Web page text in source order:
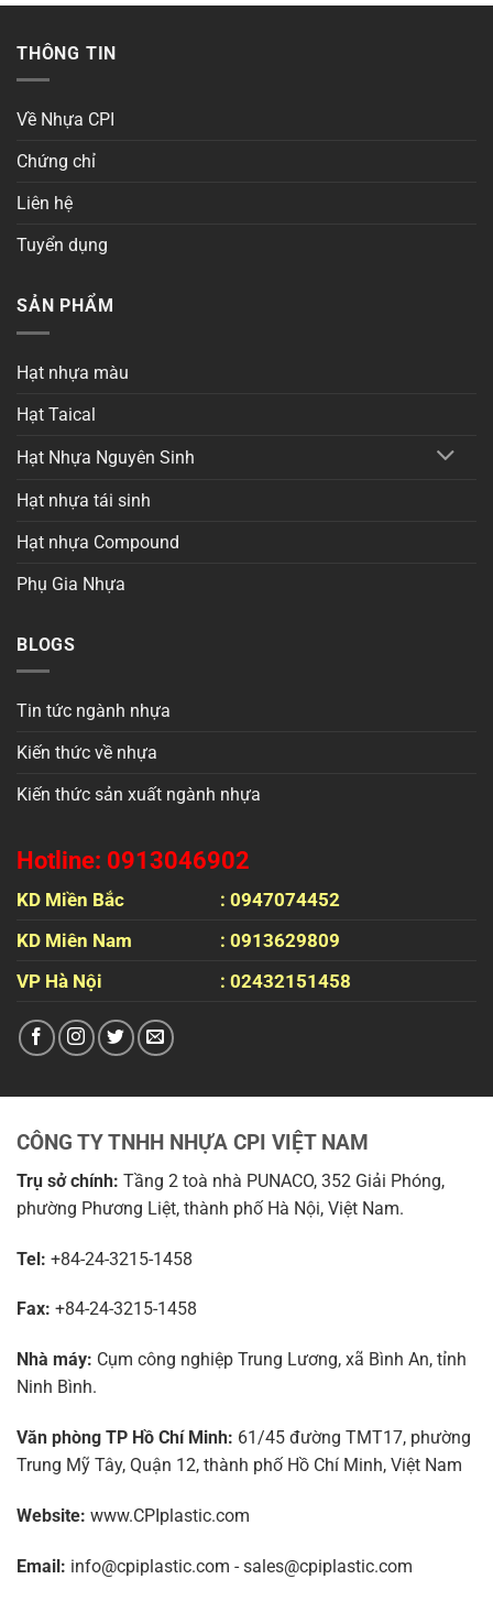
THÔNG TIN
Về Nhựa CPI
Chứng chỉ
Liên hệ
Tuyển dụng
SẢN PHẨM
Hạt nhựa màu
Hạt Taical
Hạt Nhựa Nguyên Sinh
Hạt nhựa tái sinh
Hạt nhựa Compound
Phụ Gia Nhựa
BLOGS
Tin tức ngành nhựa
Kiến thức về nhựa
Kiến thức sản xuất ngành nhựa
Hotline: 0913046902
KD Miền Bắc
: 0947074452
KD Miên Nam
: 0913629809
VP Hà Nội
: 02432151458
CÔNG TY TNHH NHỰA CPI VIỆT NAM
Trụ sở chính: Tầng 2 toà nhà PUNACO, 352 Giải Phóng,
phường Phương Liệt, thành phố Hà Nội, Việt Nam.
Tel: +84-24-3215-1458
Fax: +84-24-3215-1458
Nhà máy: Cụm công nghiệp Trung Lương, xã Bình An, tỉnh
Ninh Bình.
Văn phòng TP Hồ Chí Minh: 61/45 đường TMT17, phường
Trung Mỹ Tây, Quận 12, thành phố Hồ Chí Minh, Việt Nam
Website: www.CPIplastic.com
Email: info@cpiplastic.com - sales@cpiplastic.com